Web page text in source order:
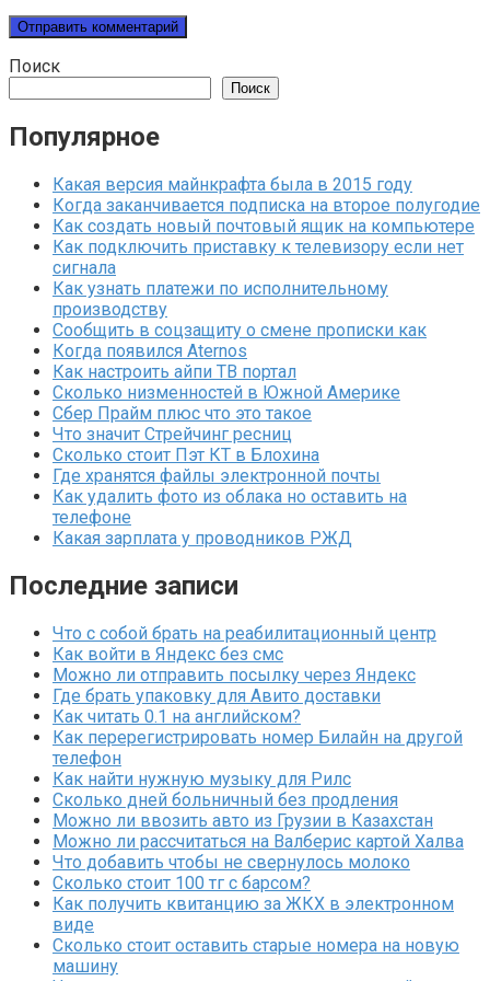
Поиск
Поиск
Популярное
Какая версия майнкрафта была в 2015 году
Когда заканчивается подписка на второе полугодие
Как создать новый почтовый ящик на компьютере
Как подключить приставку к телевизору если нет
сигнала
Как узнать платежи по исполнительному
производству
Сообщить в соцзащиту о смене прописки как
Когда появился Aternos
Как настроить айпи ТВ портал
Сколько низменностей в Южной Америке
Сбер Прайм плюс что это такое
Что значит Стрейчинг ресниц
Сколько стоит Пэт КТ в Блохина
Где хранятся файлы электронной почты
Как удалить фото из облака но оставить на
телефоне
Какая зарплата у проводников РЖД
Последние записи
Что с собой брать на реабилитационный центр
Как войти в Яндекс без смс
Можно ли отправить посылку через Яндекс
Где брать упаковку для Авито доставки
Как читать 0.1 на английском?
Как перерегистрировать номер Билайн на другой
телефон
Как найти нужную музыку для Рилс
Сколько дней больничный без продления
Можно ли ввозить авто из Грузии в Казахстан
Можно ли рассчитаться на Валберис картой Халва
Что добавить чтобы не свернулось молоко
Сколько стоит 100 тг с барсом?
Как получить квитанцию за ЖКХ в электронном
виде
Сколько стоит оставить старые номера на новую
машину